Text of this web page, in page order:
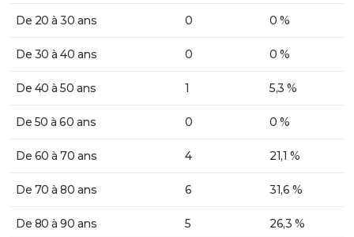
De 20 à 30 ans 0 0 %
De 30 à 40 ans 0 0 %
De 40 à 50 ans 1 5,3 %
De 50 à 60 ans 0 0 %
De 60 à 70 ans 4 21,1 %
De 70 à 80 ans 6 31,6 %
De 80 à 90 ans 5 26,3 %